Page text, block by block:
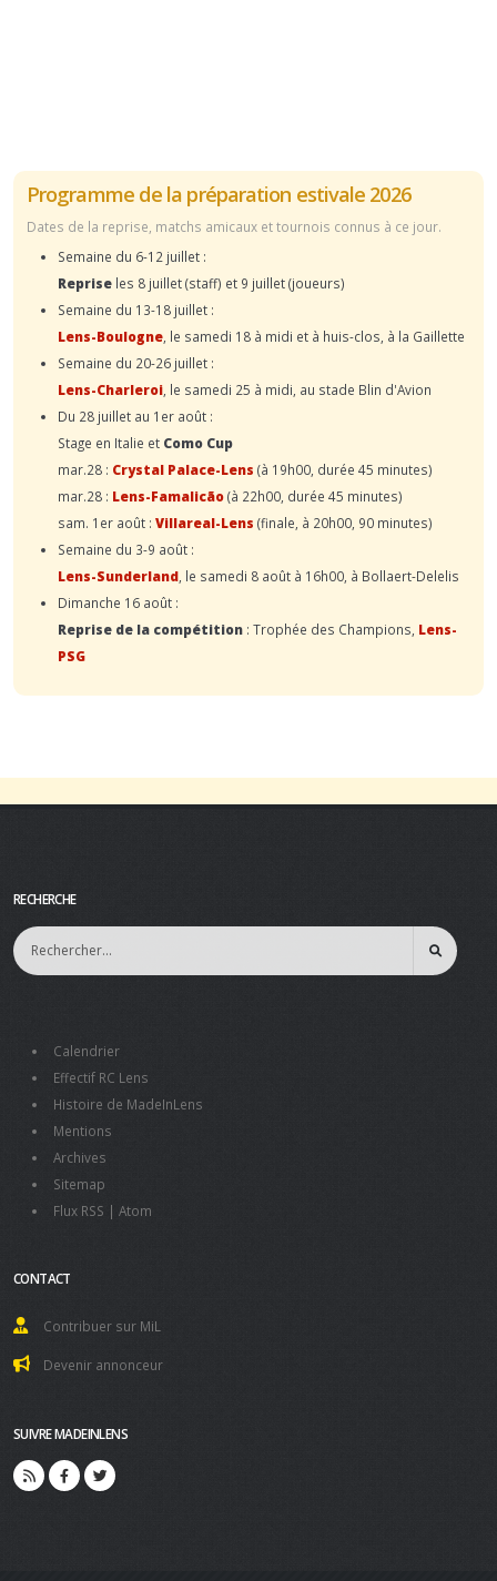
Programme de la préparation estivale 2026
Dates de la reprise, matchs amicaux et tournois connus à ce jour.
Semaine du 6-12 juillet :
Reprise les 8 juillet (staff) et 9 juillet (joueurs)
Semaine du 13-18 juillet :
Lens-Boulogne , le samedi 18 à midi et à huis-clos, à la Gaillette
Semaine du 20-26 juillet :
Lens-Charleroi , le samedi 25 à midi, au stade Blin d'Avion
Du 28 juillet au 1er août :
Stage en Italie et Como Cup
mar.28 : Crystal Palace-Lens (à 19h00, durée 45 minutes)
mar.28 : Lens-Famalicão(à 22h00, durée 45 minutes)
sam. 1er août : Villareal-Lens (finale, à 20h00, 90 minutes)
Semaine du 3-9 août :
Lens-Sunderland , le samedi 8 août à 16h00, à Bollaert-Delelis
Dimanche 16 août :
Reprise de la compétition : Trophée des Champions, Lens-
PSG
RECHERCHE
Calendrier
Effectif RC Lens
Histoire de MadeInLens
Mentions
Archives
Sitemap
Flux RSS | Atom
CONTACT
Contribuer sur MiL
Devenir annonceur
SUIVRE MADEINLENS